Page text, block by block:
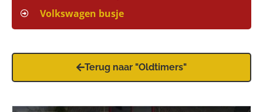
Volkswagen busje
Terug naar "Oldtimers"